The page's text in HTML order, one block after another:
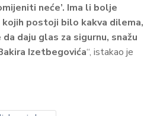
neće’. Ima li bolje
kojih postoji bilo kakva dilema,
daju glas za sigurnu, snažu
Izetbegovića“, istakao je